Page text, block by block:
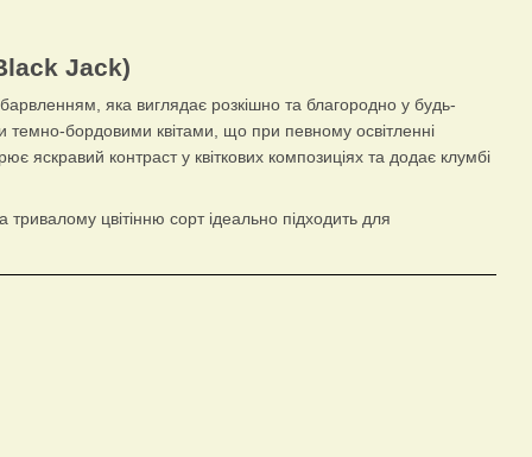
Jack)
яка виглядає розкішно та благородно у будь-
бордовими квітами, що при певному освітленні
яскравий контраст у квіткових композиціях та додає клумбі
тривалому цвітінню сорт ідеально підходить для